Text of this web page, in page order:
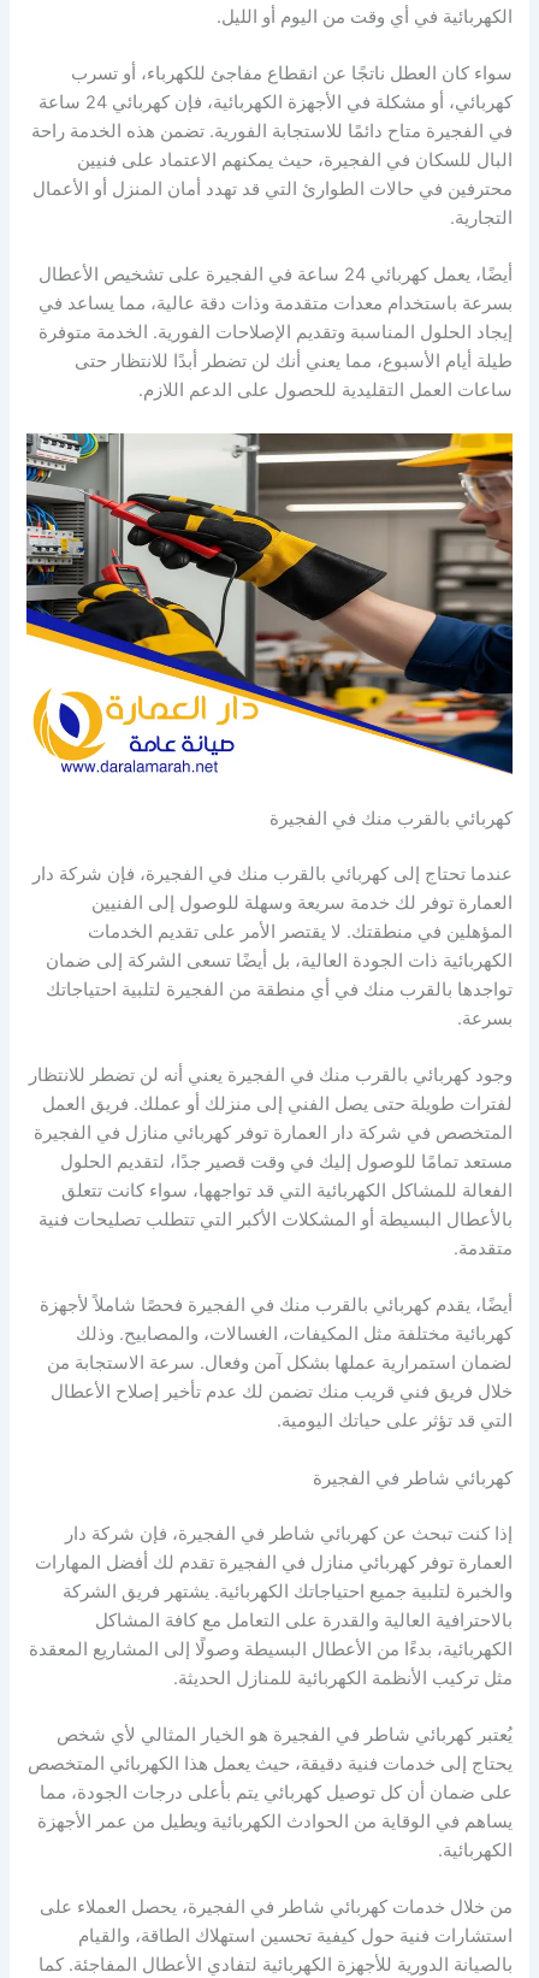
الكهربائية في أي وقت من اليوم أو الليل.
سواء كان العطل ناتجًا عن انقطاع مفاجئ للكهرباء، أو تسرب
كهربائي، أو مشكلة في الأجهزة الكهربائية، فإن كهربائي 24 ساعة
في الفجيرة متاح دائمًا للاستجابة الفورية. تضمن هذه الخدمة راحة
البال للسكان في الفجيرة، حيث يمكنهم الاعتماد على فنيين
محترفين في حالات الطوارئ التي قد تهدد أمان المنزل أو الأعمال
التجارية.
أيضًا، يعمل كهربائي 24 ساعة في الفجيرة على تشخيص الأعطال
بسرعة باستخدام معدات متقدمة وذات دقة عالية، مما يساعد في
إيجاد الحلول المناسبة وتقديم الإصلاحات الفورية. الخدمة متوفرة
طيلة أيام الأسبوع، مما يعني أنك لن تضطر أبدًا للانتظار حتى
ساعات العمل التقليدية للحصول على الدعم اللازم.
كهربائي بالقرب منك في الفجيرة
عندما تحتاج إلى كهربائي بالقرب منك في الفجيرة، فإن شركة دار
العمارة توفر لك خدمة سريعة وسهلة للوصول إلى الفنيين
المؤهلين في منطقتك. لا يقتصر الأمر على تقديم الخدمات
الكهربائية ذات الجودة العالية، بل أيضًا تسعى الشركة إلى ضمان
تواجدها بالقرب منك في أي منطقة من الفجيرة لتلبية احتياجاتك
بسرعة.
وجود كهربائي بالقرب منك في الفجيرة يعني أنه لن تضطر للانتظار
لفترات طويلة حتى يصل الفني إلى منزلك أو عملك. فريق العمل
المتخصص في شركة دار العمارة توفر كهربائي منازل في الفجيرة
مستعد تمامًا للوصول إليك في وقت قصير جدًا، لتقديم الحلول
الفعالة للمشاكل الكهربائية التي قد تواجهها، سواء كانت تتعلق
بالأعطال البسيطة أو المشكلات الأكبر التي تتطلب تصليحات فنية
متقدمة.
أيضًا، يقدم كهربائي بالقرب منك في الفجيرة فحصًا شاملاً لأجهزة
كهربائية مختلفة مثل المكيفات، الغسالات، والمصابيح. وذلك
لضمان استمرارية عملها بشكل آمن وفعال. سرعة الاستجابة من
خلال فريق فني قريب منك تضمن لك عدم تأخير إصلاح الأعطال
التي قد تؤثر على حياتك اليومية.
كهربائي شاطر في الفجيرة
إذا كنت تبحث عن كهربائي شاطر في الفجيرة، فإن شركة دار
العمارة توفر كهربائي منازل في الفجيرة تقدم لك أفضل المهارات
والخبرة لتلبية جميع احتياجاتك الكهربائية. يشتهر فريق الشركة
بالاحترافية العالية والقدرة على التعامل مع كافة المشاكل
الكهربائية، بدءًا من الأعطال البسيطة وصولًا إلى المشاريع المعقدة
مثل تركيب الأنظمة الكهربائية للمنازل الحديثة.
يُعتبر كهربائي شاطر في الفجيرة هو الخيار المثالي لأي شخص
يحتاج إلى خدمات فنية دقيقة، حيث يعمل هذا الكهربائي المتخصص
على ضمان أن كل توصيل كهربائي يتم بأعلى درجات الجودة، مما
يساهم في الوقاية من الحوادث الكهربائية ويطيل من عمر الأجهزة
الكهربائية.
من خلال خدمات كهربائي شاطر في الفجيرة، يحصل العملاء على
استشارات فنية حول كيفية تحسين استهلاك الطاقة، والقيام
بالصيانة الدورية للأجهزة الكهربائية لتفادي الأعطال المفاجئة. كما